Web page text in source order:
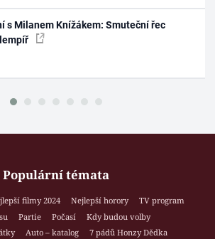
s Milanem Knížákem: Smuteční řec
Populární témata
filmy 2024 Nejlepší horory
TV program
Partie Počasí
Kdy budou volby
Auto – katalog
7 pádů Honzy Dědka